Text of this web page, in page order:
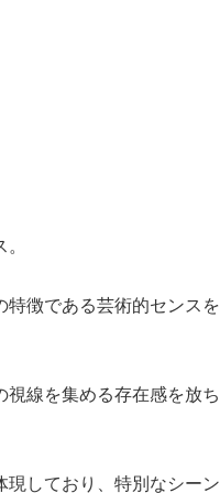
徴である芸術的センスを
線を集める存在感を放ち
しており、特別なシーン